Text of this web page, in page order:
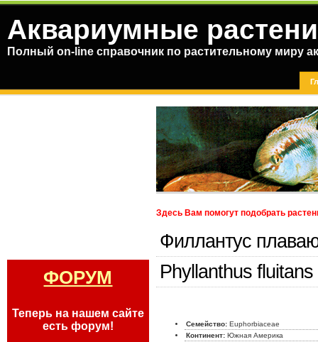
Аквариумные
Полный on-line справочник по растительному миру
Здесь Вам помогут подобрать
Филлантус
Phyllanthus fluitans
Семейство: Euphorbiaceae
Континент: Южная Америка
ФОРУМ
Теперь на нашем сайте
есть форум!